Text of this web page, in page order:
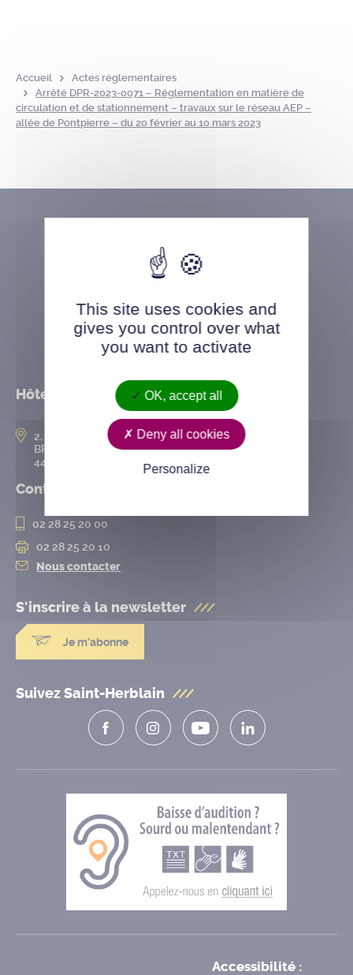
Accueil
Actes réglementaires
Arrêté DPR-2023-0071 – Réglementation en matière de
circulation et de stationnement – travaux sur le réseau AEP –
allée de Pontpierre – du 20 février au 10 mars 2023
Hôtel de ville
2, rue de l’Hôtel-de-Ville
BP 50167
44802 Saint-Herblain cedex
Contact
02 28 25 20 00
02 28 25 20 10
Nous contacter
S'inscrire à la newsletter
Je m'abonne
Suivez Saint-Herblain
Accessibilité :
This site uses cookies and
gives you control over what
you want to activate
OK, accept all
Deny all cookies
Personalize